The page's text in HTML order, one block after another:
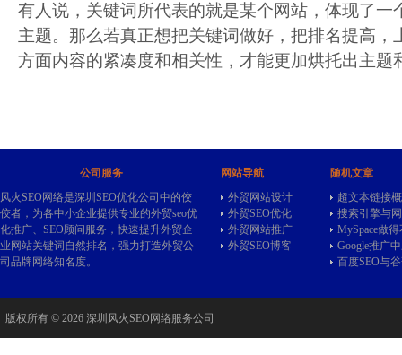
有人说，关键词所代表的就是某个网站，体现了一
主题。那么若真正想把关键词做好，把排名提高，
方面内容的紧凑度和相关性，才能更加烘托出主题
公司服务
风火SEO网络是深圳SEO优化公司中的佼
佼者，为各中小企业提供专业的外贸seo优
化推广、SEO顾问服务，快速提升外贸企
业网站关键词自然排名，强力打造外贸公
司品牌网络知名度。
网站导航
外贸网站设计
外贸SEO优化
外贸网站推广
外贸SEO博客
随机文章
超文本链接
搜索引擎与
MySpace做
Google推广
百度SEO与
版权所有 © 2026 深圳风火SEO网络服务公司